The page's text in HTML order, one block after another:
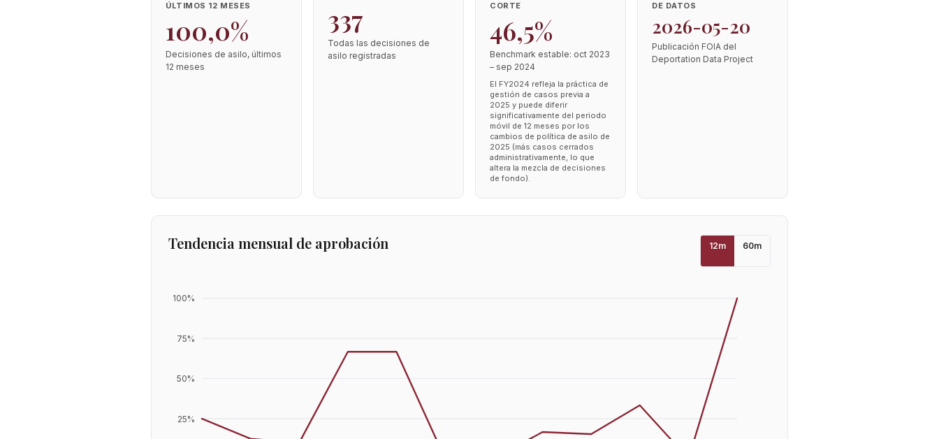
ÚLTIMOS 12 MESES
100,0%
Decisiones de asilo, últimos
12 meses
337
Todas las decisiones de
asilo registradas
CORTE
46,5%
Benchmark estable: oct 2023
– sep 2024
El FY2024 refleja la práctica de
gestión de casos previa a
2025 y puede diferir
significativamente del periodo
móvil de 12 meses por los
cambios de política de asilo de
2025 (más casos cerrados
administrativamente, lo que
altera la mezcla de decisiones
de fondo).
DE DATOS
2026-05-20
Publicación FOIA del
Deportation Data Project
Tendencia mensual de aprobación 12m 60m
25%
50%
75%
100%